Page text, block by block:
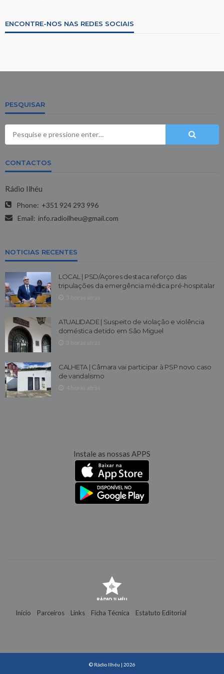
ENCONTRE-NOS NAS REDES SOCIAIS
PESQUISAR
CONTACTOS
Rádio Ilhéu
Phone: +351 924 293 996
Email: info.radioilheu@gmail.com
NOTICIAS RECENTES
LOCAL | PSD/Açores destaca reforço das
tripulações da emergência médica pré-hospitalar
ATUALIDADE | Suspeito de violação e violência
doméstica detido em São Miguel
CALHETA | Câmara vai participar à PSP novo caso
de vandalismo
Instale as nossas APPS
Início Parceiros Links Ficha Técnica Estatuto Editorial
© Rádio Ilhéu | 2026